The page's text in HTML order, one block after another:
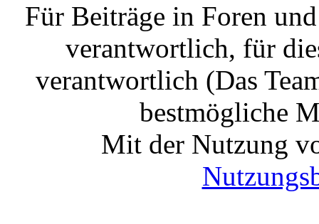
Für Beiträge in Foren
verantwortlich, für
verantwortlich (Das
bestmögliche
Mit der Nutzung